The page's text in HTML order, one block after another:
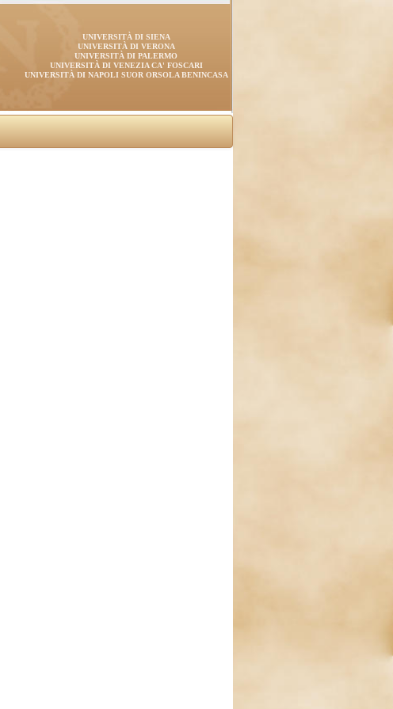
UNIVERSITÀ DI SIENA
UNIVERSITÀ DI VERONA
UNIVERSITÀ DI PALERMO
UNIVERSITÀ DI VENEZIA CA' FOSCARI
UNIVERSITÀ DI NAPOLI SUOR ORSOLA BENINCASA